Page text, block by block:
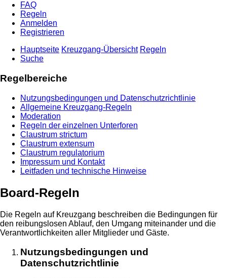
FAQ
Regeln
Anmelden
Registrieren
Hauptseite Kreuzgang-Übersicht Regeln
Suche
Regelbereiche
Nutzungsbedingungen und Datenschutzrichtlinie
Allgemeine Kreuzgang-Regeln
Moderation
Regeln der einzelnen Unterforen
Claustrum strictum
Claustrum extensum
Claustrum regulatorium
Impressum und Kontakt
Leitfaden und technische Hinweise
Board-Regeln
Die Regeln auf Kreuzgang beschreiben die Bedingungen für
den reibungslosen Ablauf, den Umgang miteinander und die
Verantwortlichkeiten aller Mitglieder und Gäste.
Nutzungsbedingungen und
Datenschutzrichtlinie